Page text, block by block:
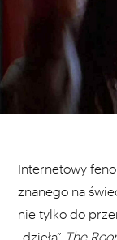
Internetowy
znanego na
nie tylko do
„dzieła” The